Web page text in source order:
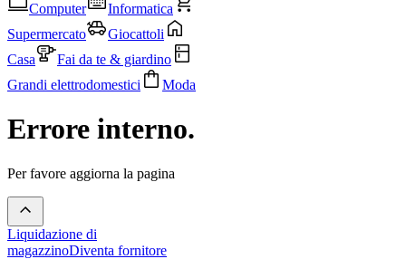
Computer
Informatica
Supermercato
Giocattoli
Casa
Fai da te & giardino
Grandi elettrodomestici
Moda
Errore interno.
Per favore aggiorna la pagina
Liquidazione di
magazzinoDiventa fornitore